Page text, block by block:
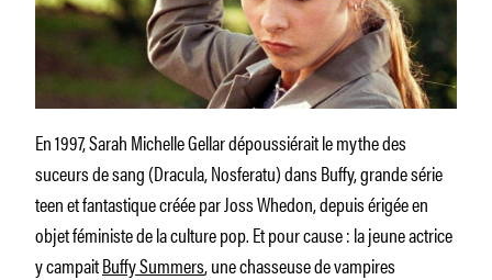
En 1997, Sarah Michelle Gellar dépoussiérait le mythe des
suceurs de sang (Dracula, Nosferatu) dans Buffy, grande série
teen et fantastique créée par Joss Whedon, depuis érigée en
objet féministe de la culture pop. Et pour cause : la jeune actrice
y campaitBuffy Summers, une chasseuse de vampires